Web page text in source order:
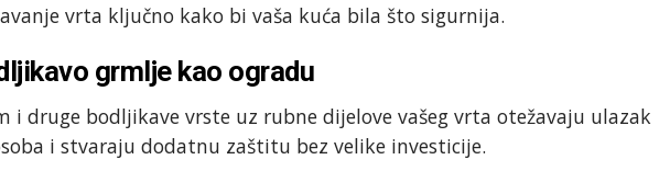
vrta ključno kako bi vaša kuća bila što sigurnija.
grmlje kao ogradu
i druge bodljikave vrste uz rubne dijelove vašeg vrta otežavaju ulazak
i stvaraju dodatnu zaštitu bez velike investicije.